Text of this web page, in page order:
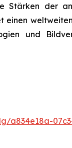
Stärken der
einen
und
a834e18a-